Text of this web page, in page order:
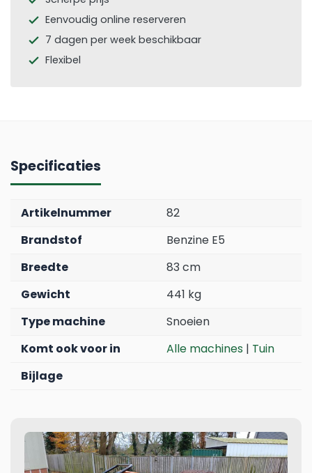
check Eenvoudig online reserveren
check 7 dagen per week beschikbaar
check Flexibel
Specificaties
Artikelnummer
82
Brandstof
Benzine E5
Breedte
83 cm
Gewicht
441 kg
Type machine
Snoeien
Komt ook voor in
Alle machines | Tuin
Bijlage